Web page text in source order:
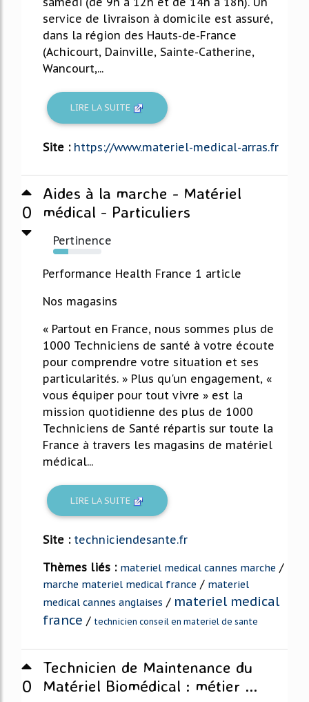
service de livraison à domicile est assuré,
dans la région des Hauts-de-France
(Achicourt, Dainville, Sainte-Catherine,
Wancourt,...
LIRE LA SUITE
Site : https://www.materiel-medical-arras.fr
0
Aides à la marche - Matériel
médical - Particuliers
Pertinence
31%
Performance Health France 1 article
Nos magasins
« Partout en France, nous sommes plus de
1000 Techniciens de santé à votre écoute
pour comprendre votre situation et ses
particularités. » Plus qu'un engagement, «
vous équiper pour tout vivre » est la
mission quotidienne des plus de 1000
Techniciens de Santé répartis sur toute la
France à travers les magasins de matériel
médical...
LIRE LA SUITE
Site : techniciendesante.fr
Thèmes liés : materiel medical cannes marche /
marche materiel medical france / materiel
medical cannes anglaises / materiel medical
france / technicien conseil en materiel de sante
0
Technicien de Maintenance du
Matériel Biomédical : métier ...